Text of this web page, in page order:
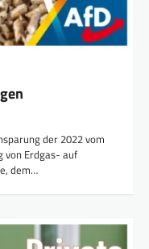
der 2022 vom
von Erdgas- auf
dem…